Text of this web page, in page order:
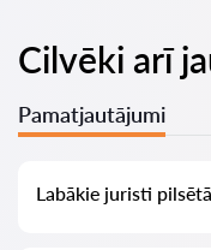
Cilvēki arī
Pamatjautājumi
Labākie juristi